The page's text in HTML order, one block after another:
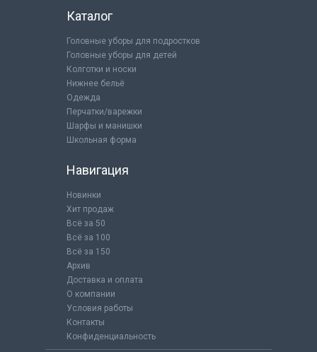
Каталог
Головные уборы для подростков
Головные уборы для детей
Колготки и носки
Нижнее бельё
Одежда
Перчатки/варежки
Шарфы и манишки
Школьная форма
Навигация
Новинки
Хит продаж
Всё за 50
Всё за 100
Всё за 150
Архив
Доставка и оплата
О компании
Условия работы
Контакты
Конфиденциальность